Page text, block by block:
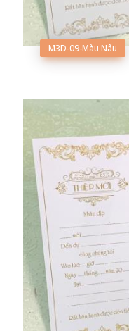
M3D-09-Màu Nâu